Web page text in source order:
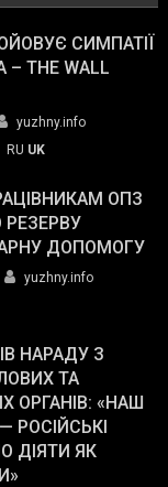
СИМПАТІЇ
THE WALL
yuzhny.info
RU UK
ОПЗ
РЕЗЕРВУ
ДОПОМОГУ
yuzhny.info
НАРАДУ З
ТА
ОРГАНІВ: «НАШ
РОСІЙСЬКІ
ДІЯТИ ЯК